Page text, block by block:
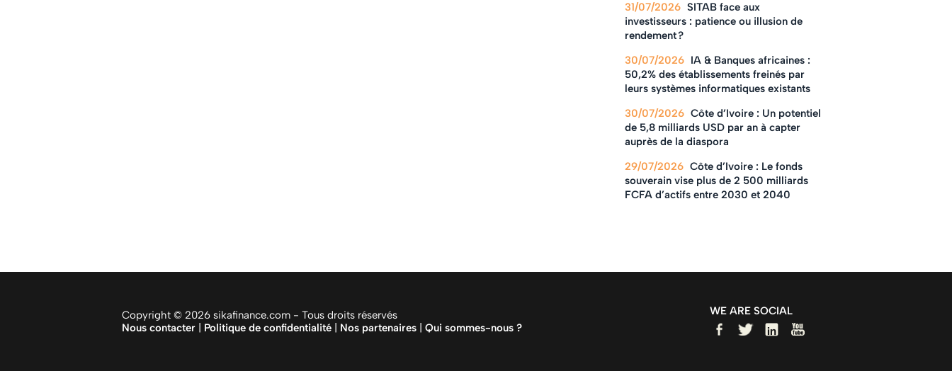
31/07/2026 SITAB face aux
investisseurs : patience ou illusion de
rendement ?
30/07/2026 IA & Banques africaines :
50,2% des établissements freinés par
leurs systèmes informatiques existants
30/07/2026 Côte d’Ivoire : Un potentiel
de 5,8 milliards USD par an à capter
auprès de la diaspora
29/07/2026 Côte d’Ivoire : Le fonds
souverain vise plus de 2 500 milliards
FCFA d’actifs entre 2030 et 2040
Copyright © 2026 sikafinance.com - Tous droits réservés
Nous contacter
Politique de confidentialité Nos partenaires Qui sommes-nous ?
WE ARE SOCIAL